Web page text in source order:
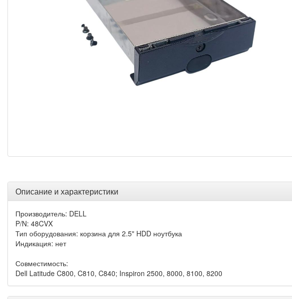
Описание и характеристики
Производитель: DELL
P/N: 48CVX
Тип оборудования: корзина для 2.5" HDD ноутбука
Индикация: нет
Совместимость:
Dell Latitude C800, C810, C840; Inspiron 2500, 8000, 8100, 8200